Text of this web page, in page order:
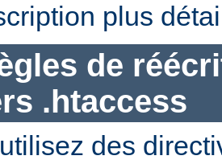
plus
de
.htaccess
des